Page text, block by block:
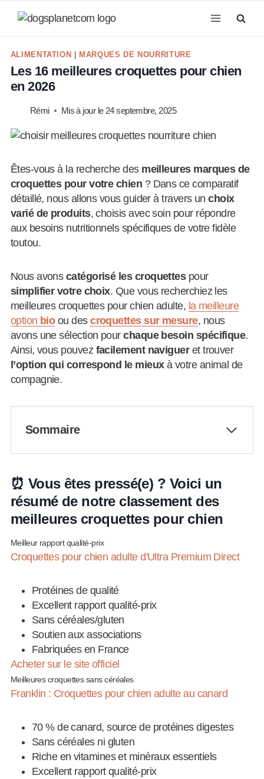
ALIMENTATION MARQUES DE NOURRITURE
Les 16 meilleures croquettes pour chien
en 2026
Rémi Mis à jour le 24 septembre, 2025
Êtes-vous à la recherche des meilleures marques de
croquettes pour votre chien ? Dans ce comparatif
détaillé, nous allons vous guider à travers unchoix
varié de produits, choisis avec soin pour répondre
aux besoins nutritionnels spécifiques de votre fidèle
toutou.
Nous avons catégorisé les croquettespour
simplifier votre choix. Que vous recherchiez les
meilleures croquettes pour chien adulte, la meilleure
option bioou descroquettes sur mesure, nous
avons une sélection pourchaque besoin spécifique.
Ainsi, vous pouvez facilement navigueret trouver
l’option qui correspond le mieuxà votre animal de
compagnie.
Sommaire
⏰ Vous êtes pressé(e) ? Voici un
résumé de notre classement des
meilleures croquettes pour chien
Meilleur rapport qualité-prix
Croquettes pour chien adulte d'Ultra Premium Direct
Protéines de qualité
Excellent rapport qualité-prix
Sans céréales/gluten
Soutien aux associations
Fabriquées en France
Acheter sur le site officiel
Meilleures croquettes sans céréales
Franklin : Croquettes pour chien adulte au canard
70 % de canard, source de protéines digestes
Sans céréales ni gluten
Riche en vitamines et minéraux essentiels
Excellent rapport qualité-prix